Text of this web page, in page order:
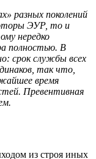
разных поколений
ЭУР, то и
нередко
полностью. В
срок службы всех
так что,
время
Превентивная
из строя иных